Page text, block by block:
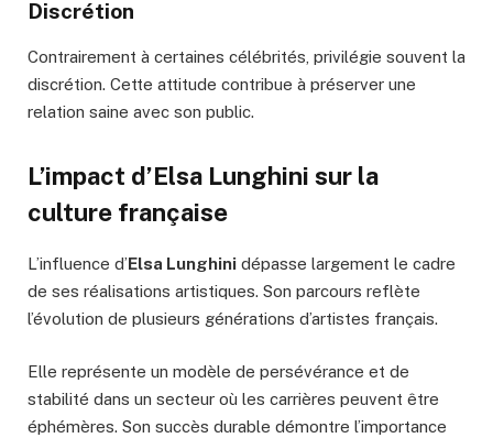
Discrétion
Contrairement à certaines célébrités, privilégie souvent la
discrétion. Cette attitude contribue à préserver une
relation saine avec son public.
L’impact d’Elsa Lunghini sur la
culture française
L’influence d’Elsa Lunghini dépasse largement le cadre
de ses réalisations artistiques. Son parcours reflète
l’évolution de plusieurs générations d’artistes français.
Elle représente un modèle de persévérance et de
stabilité dans un secteur où les carrières peuvent être
éphémères. Son succès durable démontre l’importance